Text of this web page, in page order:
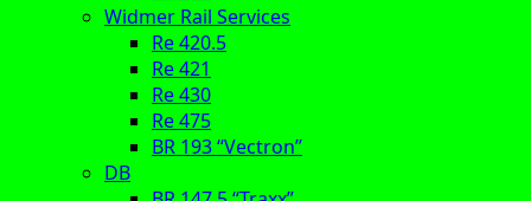
Widmer Rail Services
Re 420.5
Re 421
Re 430
Re 475
BR 193 “Vectron”
DB